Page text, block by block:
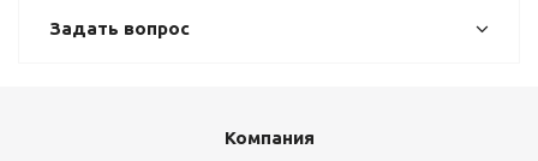
Задать вопрос
Компания